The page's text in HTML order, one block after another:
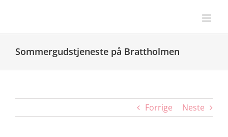
content
Sommergudstjeneste på Brattholmen
Forrige Neste